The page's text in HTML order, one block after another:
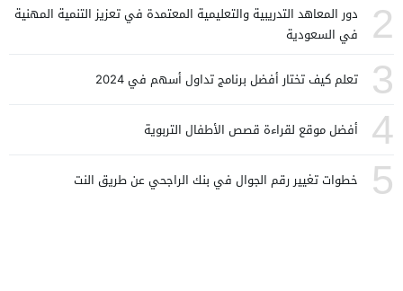
2
دور المعاهد التدريبية والتعليمية المعتمدة في تعزيز التنمية المهنية
في السعودية
3 تعلم كيف تختار أفضل برنامج تداول أسهم في 2024
4 أفضل موقع لقراءة قصص الأطفال التربوية
5 خطوات تغيير رقم الجوال في بنك الراجحي عن طريق النت